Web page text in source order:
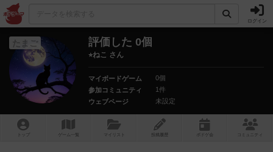
ログイン
たまご 評価した 0個
⭐︎ねこ さん
マイボードゲーム
0個
参加コミュニティ
1件
ウェブページ
未設定
トップ ゲーム一覧 マイリスト 投稿履歴 ボ ドゲ コミュニティ